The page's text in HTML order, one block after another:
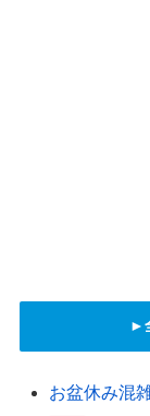
►
お盆休み混